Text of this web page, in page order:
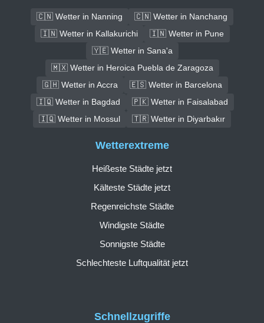
🇨🇳 Wetter in Nanning
🇨🇳 Wetter in Nanchang
🇮🇳 Wetter in Kallakurichi
🇮🇳 Wetter in Pune
🇾🇪 Wetter in Sana'a
🇲🇽 Wetter in Heroica Puebla de Zaragoza
🇬🇭 Wetter in Accra
🇪🇸 Wetter in Barcelona
🇮🇶 Wetter in Bagdad
🇵🇰 Wetter in Faisalabad
🇮🇶 Wetter in Mossul
🇹🇷 Wetter in Diyarbakır
Schnellzugriffe
Wetterextreme
Heißeste Städte jetzt
Kälteste Städte jetzt
Regenreichste Städte
Windigste Städte
Sonnigste Städte
Schlechteste Luftqualität jetzt